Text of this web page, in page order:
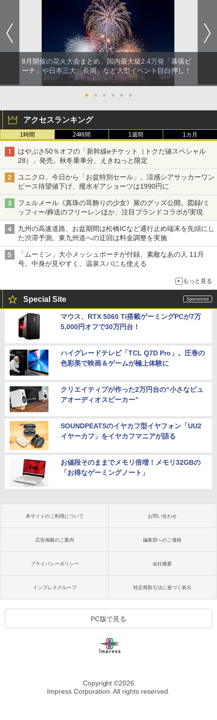
8月開催の花火大会まとめ。国内最大級2.4万発「幕張ビ
ーチ」や日本三大「長岡」など大型イベント目白押し！
● ● ● ● ● ●
アクセスランキング
1時間 24時間 1週間 1カ月
はやぶさ50％オフの「新幹線eチケット（トクだ値スペシャル
28）」発売。秋冬乗車分、えきねっと限定
ユニクロ、今日から「お盆特別セール」。涼感シアサッカーワン
ピース待望値下げ、撥水ギアショーツは1990円に
フェルメール《真珠の耳飾りの少女》展のグッズ公開。図録/ミ
ッフィー/葬送のフリーレンほか、注目ブランドコラボが実現
九州の高速道路、お盆期間は松橋ICなど通行止め端末を先頭にし
た渋滞予測。東九州道への迂回は料金調整を実施
「ムーミン」大小メッシュポーチが付録、素敵なあの人 11月
号。中身が見やすく、温泉スパにも使える
もっと見る
Special Site
マウス、RTX 5060 Ti搭載ゲーミングPCが7万
5,000円オフで30万円台！
ハイグレードテレビ「TCL Q7D Pro」。圧巻の
色彩美で映画＆ゲームが極上体験に
クリエイティブが作った2万円台の“小さなピュ
アオーディオスピーカー”
SOUNDPEATSのイヤカフ型イヤフォン「UU2
イヤーカフ」をイヤカフマニアが語る
お値段そのままでメモリ倍増！メモリ32GBの
「お得なゲーミングノート」
本サイトのご利用について お問い合わせ
広告掲載のご案内 編集部へのご連絡
プライバシーポリシー 会社概要
インプレスグループ 特定商取引法に基づく表示
PC版で見る
Copyright ©2026
Impress Corporation. All rights reserved.